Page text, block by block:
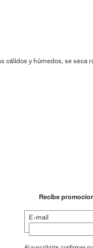
y húmedos, se seca
Recibe
E-mail